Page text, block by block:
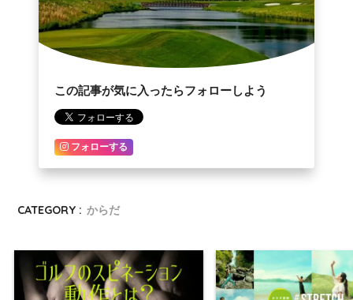
この記事が気に入ったらフォローしよう
フォローする
CATEGORY : からだ